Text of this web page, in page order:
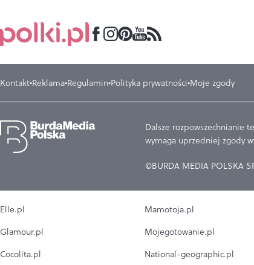
Kontakt Reklama Regulamin Polityka prywatności Moje zgody
Dalsze rozpowszechnianie
wymaga uprzedniej zgody
©BURDA MEDIA POLSKA
Elle.pl
Glamour.pl
Cocolita.pl
Mamotoja.pl
Mojegotowanie.pl
National-geographic.pl